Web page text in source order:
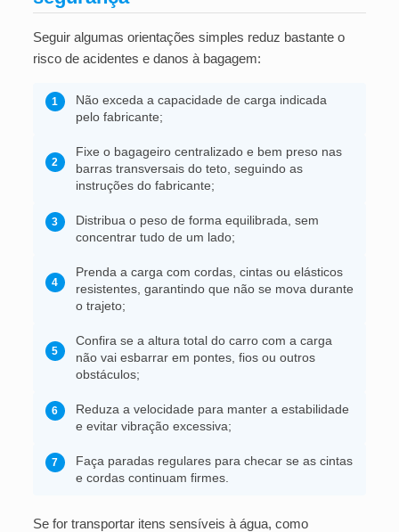
Seguir algumas orientações simples reduz bastante o
risco de acidentes e danos à bagagem:
1
Não exceda a capacidade de carga indicada
pelo fabricante;
2
Fixe o bagageiro centralizado e bem preso nas
barras transversais do teto, seguindo as
instruções do fabricante;
3
Distribua o peso de forma equilibrada, sem
concentrar tudo de um lado;
4
Prenda a carga com cordas, cintas ou elásticos
resistentes, garantindo que não se mova durante
o trajeto;
5
Confira se a altura total do carro com a carga
não vai esbarrar em pontes, fios ou outros
obstáculos;
6
Reduza a velocidade para manter a estabilidade
e evitar vibração excessiva;
7
Faça paradas regulares para checar se as cintas
e cordas continuam firmes.
Se for transportar itens sensíveis à água, como